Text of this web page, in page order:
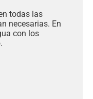
todas las
necesarias. En
con los